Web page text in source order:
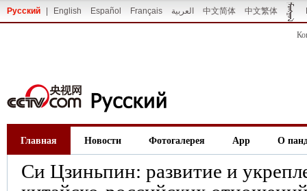
Русский English Español Français العربية 中文简体 中文繁体
Главная Новости Фотогалерея App О
Си Цзиньпин: развитие и